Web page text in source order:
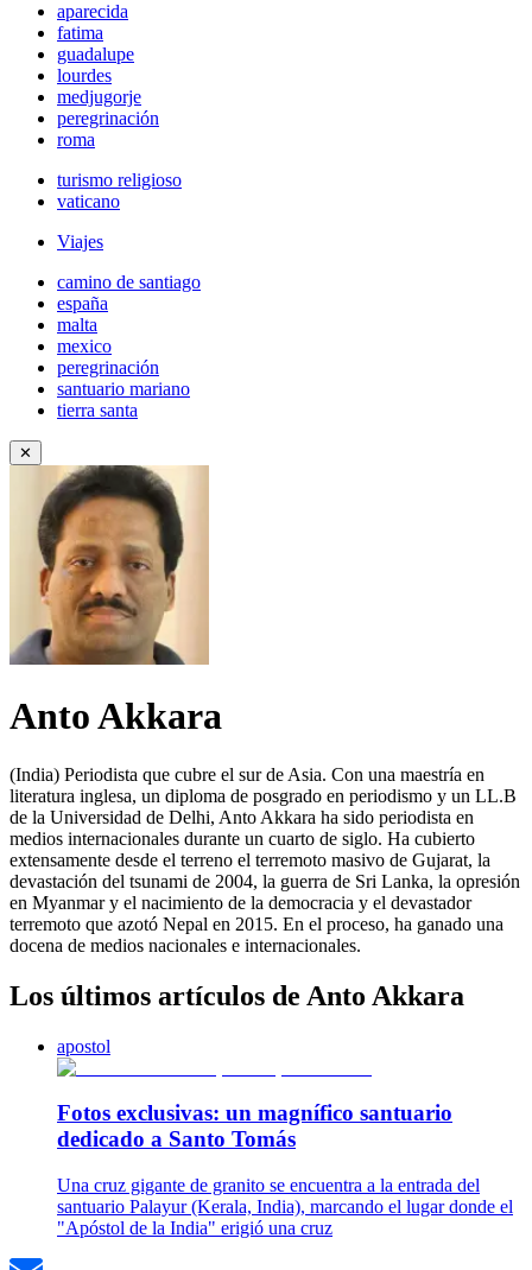
aparecida
fatima
guadalupe
lourdes
medjugorje
peregrinación
roma
turismo religioso
vaticano
Viajes
camino de santiago
españa
malta
mexico
peregrinación
santuario mariano
tierra santa
✕
Anto Akkara
(India) Periodista que cubre el sur de Asia. Con una maestría en
literatura inglesa, un diploma de posgrado en periodismo y un LL.B
de la Universidad de Delhi, Anto Akkara ha sido periodista en
medios internacionales durante un cuarto de siglo. Ha cubierto
extensamente desde el terreno el terremoto masivo de Gujarat, la
devastación del tsunami de 2004, la guerra de Sri Lanka, la opresión
en Myanmar y el nacimiento de la democracia y el devastador
terremoto que azotó Nepal en 2015. En el proceso, ha ganado una
docena de medios nacionales e internacionales.
Los últimos artículos de Anto Akkara
apostol
Fotos exclusivas: un magnífico santuario
dedicado a Santo Tomás
Una cruz gigante de granito se encuentra a la entrada del
santuario Palayur (Kerala, India), marcando el lugar donde el
"Apóstol de la India" erigió una cruz